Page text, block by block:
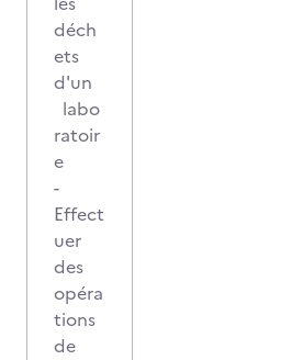
déch
ets
d'un
labo
ratoir
e
-
Effect
uer
des
opéra
tions
de